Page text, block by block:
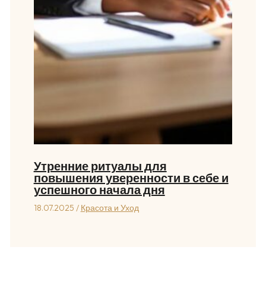
Утренние ритуалы для
повышения уверенности в себе и
успешного начала дня
18.07.2025 / Красота и Уход